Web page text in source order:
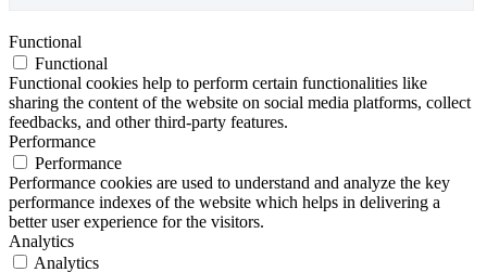
Functional
Functional
Functional cookies help to perform certain functionalities like
sharing the content of the website on social media platforms, collect
feedbacks, and other third-party features.
Performance
Performance
Performance cookies are used to understand and analyze the key
performance indexes of the website which helps in delivering a
better user experience for the visitors.
Analytics
Analytics